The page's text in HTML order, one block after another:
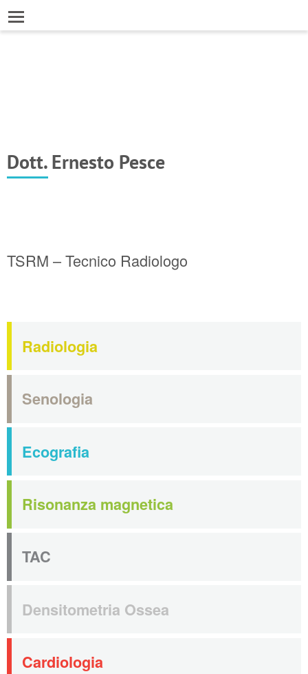
Dott. Ernesto Pesce
TSRM – Tecnico Radiologo
Radiologia
Senologia
Ecografia
Risonanza magnetica
TAC
Densitometria Ossea
Cardiologia